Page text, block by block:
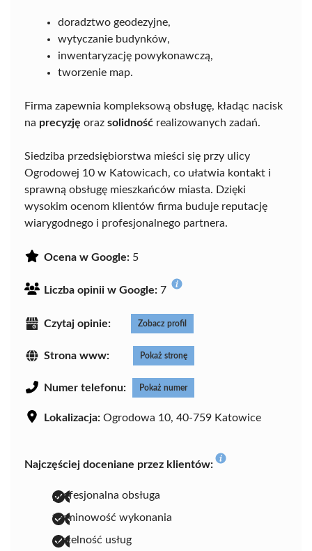
doradztwo geodezyjne,
wytyczanie budynków,
inwentaryzację powykonawczą,
tworzenie map.
Firma zapewnia kompleksową obsługę, kładąc nacisk
na precyzję oraz solidność realizowanych zadań.
Siedziba przedsiębiorstwa mieści się przy ulicy
Ogrodowej 10 w Katowicach, co ułatwia kontakt i
sprawną obsługę mieszkańców miasta. Dzięki
wysokim ocenom klientów firma buduje reputację
wiarygodnego i profesjonalnego partnera.
Ocena w Google: 5
Liczba opinii w Google: 7
Czytaj opinie: Zobacz profil
Strona www: Pokaż stronę
Numer telefonu: Pokaż numer
Lokalizacja: Ogrodowa 10, 40-759 Katowice
Najczęściej doceniane przez klientów:
profesjonalna obsługa
terminowość wykonania
rzetelność usług